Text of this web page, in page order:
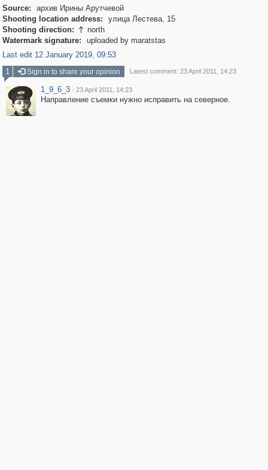
Source:
архив Ирины Арутчевой
Shooting location address:
улица Лестева, 15
Shooting direction:  north
Watermark signature:
uploaded by maratstas
Last edit 12 January 2019, 09:53
1
Sign in to share your opinion Latest comment: 23 April 2011, 14:23
1_9_6_3 · 23 April 2011, 14:23
Направление съемки нужно исправить на северное.